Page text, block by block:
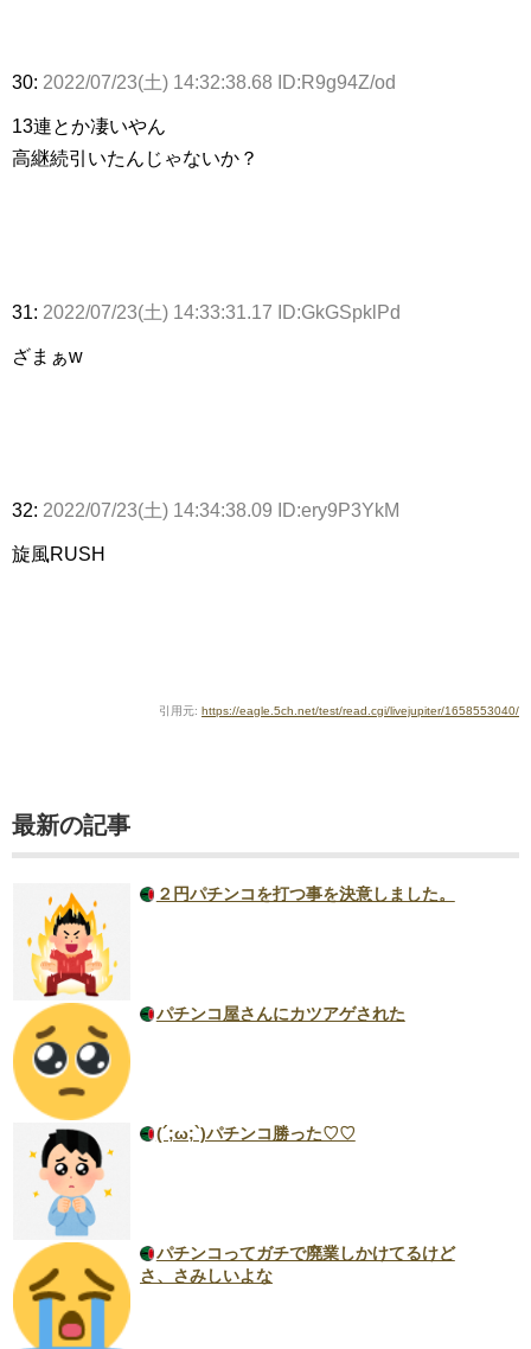
30: 2022/07/23(土) 14:32:38.68 ID:R9g94Z/od
13連とか凄いやん
高継続引いたんじゃないか？
31: 2022/07/23(土) 14:33:31.17 ID:GkGSpklPd
ざまぁw
32: 2022/07/23(土) 14:34:38.09 ID:ery9P3YkM
旋風RUSH
引用元: https://eagle.5ch.net/test/read.cgi/livejupiter/1658553040/
最新の記事
２円パチンコを打つ事を決意しました。
パチンコ屋さんにカツアゲされた
(´;ω;`)パチンコ勝った♡♡
パチンコってガチで廃業しかけてるけど
さ、さみしいよな